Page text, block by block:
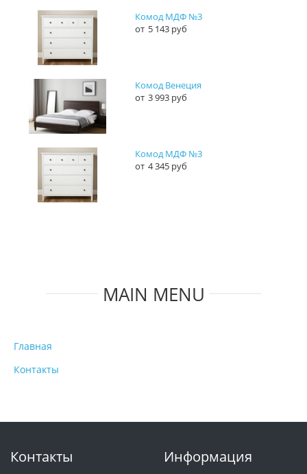
Комод МДФ №3
5 143 руб
Комод Венеция
3 993 руб
Комод МДФ №3
4 345 руб
MAIN MENU
Главная
Контакты
Контакты Информация